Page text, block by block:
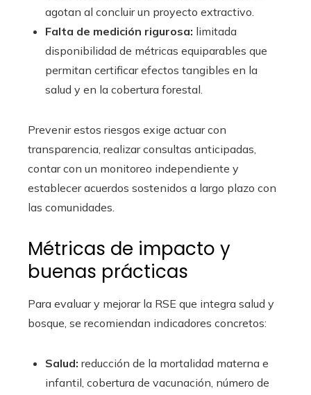
agotan al concluir un proyecto extractivo.
Falta de medición rigurosa: limitada
disponibilidad de métricas equiparables que
permitan certificar efectos tangibles en la
salud y en la cobertura forestal.
Prevenir estos riesgos exige actuar con
transparencia, realizar consultas anticipadas,
contar con un monitoreo independiente y
establecer acuerdos sostenidos a largo plazo con
las comunidades.
Métricas de impacto y
buenas prácticas
Para evaluar y mejorar la RSE que integra salud y
bosque, se recomiendan indicadores concretos:
Salud: reducción de la mortalidad materna e
infantil, cobertura de vacunación, número de